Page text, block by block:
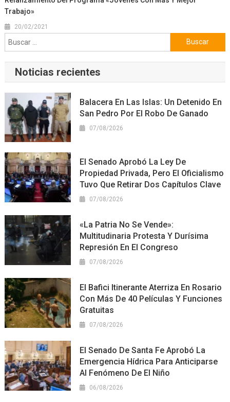
Trabajo»
20/02/2021
Buscar:
Noticias recientes
Balacera En Las Islas: Un Detenido En
San Pedro Por El Robo De Ganado
07/08/2026
El Senado Aprobó La Ley De
Propiedad Privada, Pero El Oficialismo
Tuvo Que Retirar Dos Capítulos Clave
07/08/2026
«La Patria No Se Vende»:
Multitudinaria Protesta Y Durísima
Represión En El Congreso
07/08/2026
El Bafici Itinerante Aterriza En Rosario
Con Más De 40 Películas Y Funciones
Gratuitas
07/08/2026
El Senado De Santa Fe Aprobó La
Emergencia Hídrica Para Anticiparse
Al Fenómeno De El Niño
06/08/2026